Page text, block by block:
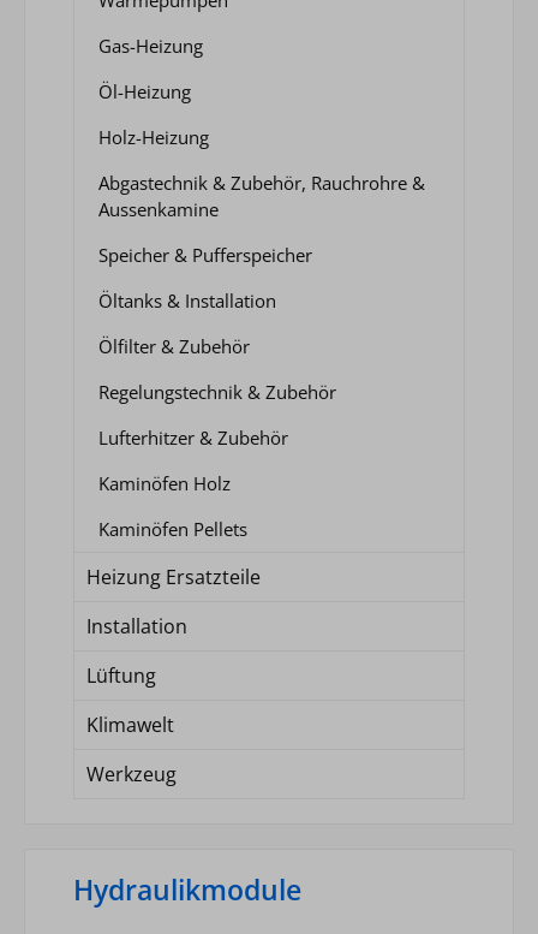
Gas-Heizung
Öl-Heizung
Holz-Heizung
Abgastechnik & Zubehör, Rauchrohre &
Aussenkamine
Speicher & Pufferspeicher
Öltanks & Installation
Ölfilter & Zubehör
Regelungstechnik & Zubehör
Lufterhitzer & Zubehör
Kaminöfen Holz
Kaminöfen Pellets
Heizung Ersatzteile
Installation
Lüftung
Klimawelt
Werkzeug
Hydraulikmodule